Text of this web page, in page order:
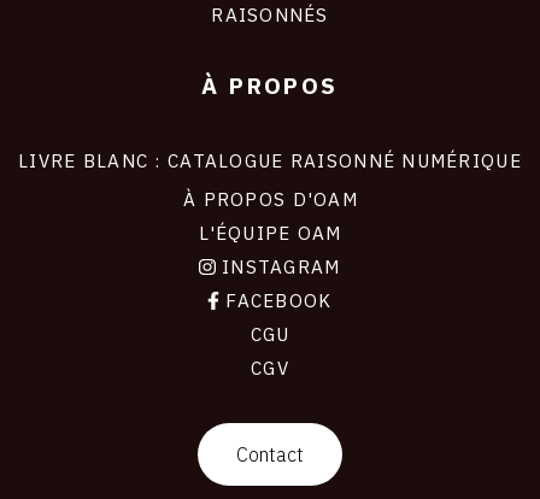
RAISONNÉS
À PROPOS
LIVRE BLANC : CATALOGUE RAISONNÉ NUMÉRIQUE
À PROPOS D'OAM
L'ÉQUIPE OAM
INSTAGRAM
FACEBOOK
CGU
CGV
Contact